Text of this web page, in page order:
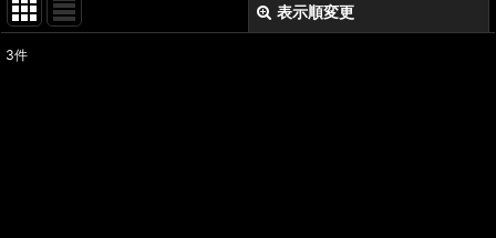
表示順変更
3件